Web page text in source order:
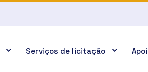
Serviços de licitação